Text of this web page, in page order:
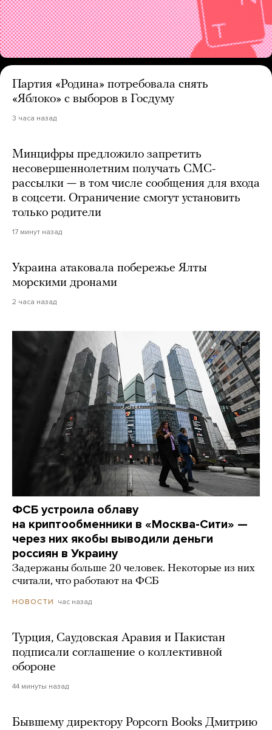
Партия «Родина» потребовала снять
«Яблоко» с выборов в Госдуму
3 часа назад
Минцифры предложило запретить
несовершеннолетним получать СМС-
рассылки — в том числе сообщения для входа
в соцсети. Ограничение смогут установить
только родители
17 минут назад
Украина атаковала побережье Ялты
морскими дронами
2 часа назад
ФСБ устроила облаву
на криптообменники в «Москва-Сити» —
через них якобы выводили деньги
россиян в Украину
Задержаны больше 20 человек. Некоторые из них
считали, что работают на ФСБ
НОВОСТИ час назад
Турция, Саудовская Аравия и Пакистан
подписали соглашение о коллективной
обороне
44 минуты назад
Бывшему директору Popcorn Books Дмитрию